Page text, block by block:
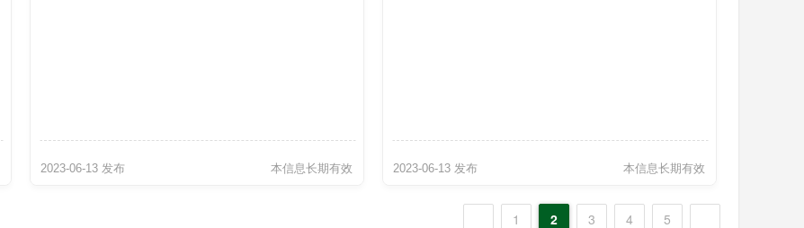
本信息长期有效
2023-06-13 发布 本信息长期有效
2023-06-13 发布
1 2 3 4 5